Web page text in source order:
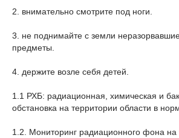
2. внимательно смотрите под ноги.
3. не поднимайте с земли
предметы.
4. держите возле себя детей.
1.1 РХБ: радиационная, химическая и
обстановка на территории области в
1.2. Мониторинг радиационного фона на